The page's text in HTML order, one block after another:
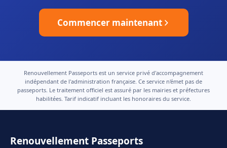
Commencer maintenant
Renouvellement Passeports est un service privé d'accompagnement
indépendant de l'administration française. Ce service n'émet pas de
passeports. Le traitement officiel est assuré par les mairies et préfectures
habilitées. Tarif indicatif incluant les honoraires du service.
Renouvellement Passeports